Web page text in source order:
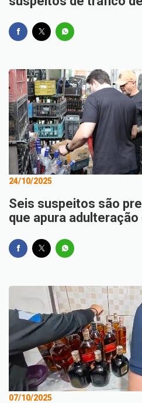
24/10/2025
Seis suspeitos são
que apura adulteração
07/10/2025